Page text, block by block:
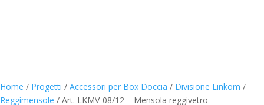
Home / Progetti / Accessori per Box Doccia / Divisione Linkom /
Reggimensole / Art. LKMV-08/12 – Mensola reggivetro